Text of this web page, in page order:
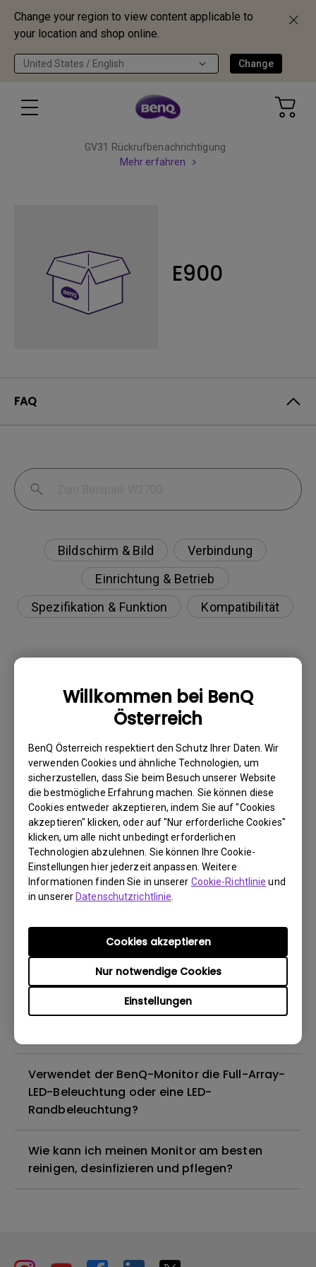
Change your region to view content applicable to
your location and shop online.
United States / English Change
Willkommen bei BenQ
Österreich
BenQ Österreich respektiert den Schutz Ihrer Daten. Wir
verwenden Cookies und ähnliche Technologien, um
sicherzustellen, dass Sie beim Besuch unserer Website
die bestmögliche Erfahrung machen. Sie können diese
Cookies entweder akzeptieren, indem Sie auf "Cookies
akzeptieren" klicken, oder auf "Nur erforderliche Cookies"
klicken, um alle nicht unbedingt erforderlichen
Technologien abzulehnen. Sie können Ihre Cookie-
Einstellungen hier jederzeit anpassen. Weitere
Informationen finden Sie in unserer Cookie-Richtlinie und
in unsererDatenschutzrichtlinie
Einstellungen
Nur notwendige Cookies
Cookies akzeptieren
GV31 Rückrufbenachrichtigung
Mehr erfahren
E900
FAQ
Bildschirm & Bild
Verbindung
Einrichtung & Betrieb
Spezifikation & Funktion
Kompatibilität
Warum kann mein BenQ-Monitor über ein
USB-C(Typ C)-Kabel nicht ordnungsgemäß
angezeigt werden?
Wie kann ich Flimmern auf einem externen
Mac M1/M2-Monitor beheben?
Muss ich den WHQL-Treiber (Windows
Hardware Quality Labs) in Windows für
meinen BenQ-Monitor installieren? Gibt es
eine aktualisierte Version des WHQL-
Treibers?
Wieso flackert mein Monitor?
Sind alle BenQ-Monitore oder nur
bestimmte Modelle quecksilberfrei?
Verwendet der BenQ-Monitor die Full-Array-
LED-Beleuchtung oder eine LED-
Randbeleuchtung?
Wie kann ich meinen Monitor am besten
reinigen, desinfizieren und pflegen?